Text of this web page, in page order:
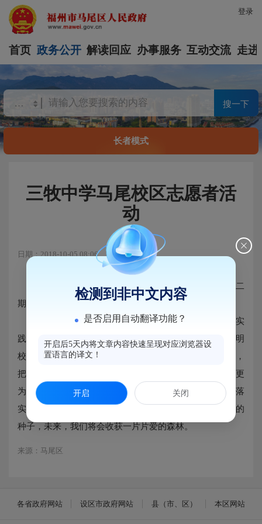
登录
首页 政务公开 解读回应 办事服务 互动交流 走进
搜一下
长者模式
三牧中学马尾校区志愿者活
动
日期：2018-10-05 08:06 浏览量：709
2018年8月29日，福州三牧中学马尾校区展开了第二
期的志愿者活动。
志愿服务活动的成功开展，不仅让学生志愿者们在实
践中提高了服务社会的意识，陶冶了情操，还对构建文明
校园具有积极的促进作用。
活动，
把公益活动引向深入
使同学们对进一步志愿者活动有更
为深刻的认识和理
解，将爱心深深地沉淀在内心世界，落
实在实际行动中。我们相信，今天，我们播撒一颗颗善的
种子，未来，我们将会收获一片片爱的森林。
来源：马尾区
各省政府网站 设区市政府网站 县（市、区） 本区网站
检测到非中文内容
是否启用自动翻译功能？
开启后5天内将文章内容快速呈现对应浏览器设
置语言的译文！
开启 关闭